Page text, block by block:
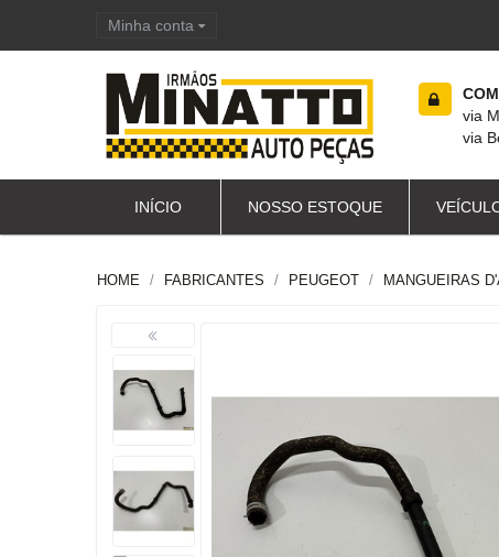
Minha conta
via
via
INÍCIO NOSSO ESTOQUE
HOME FABRICANTES PEUGEOT MANGUEIRAS